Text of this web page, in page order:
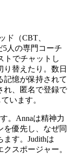
ド（CBT、
人の専門コーチ
トでチャットし
替えたり。数日
記憶が保持されて
れ、匿名で登録で
います。
。Annaは精神力
優先し、なぜ同
す。Judithは
スポージャー。